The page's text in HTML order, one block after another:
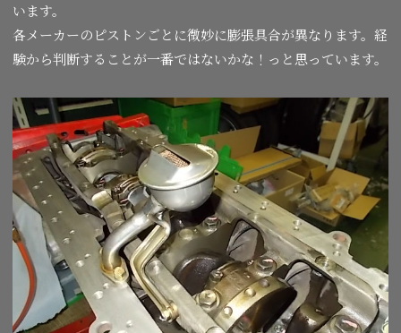
います。
各メーカーのピストンごとに微妙に膨張具合が異なります。経
験から判断することが一番ではないかな！っと思っています。